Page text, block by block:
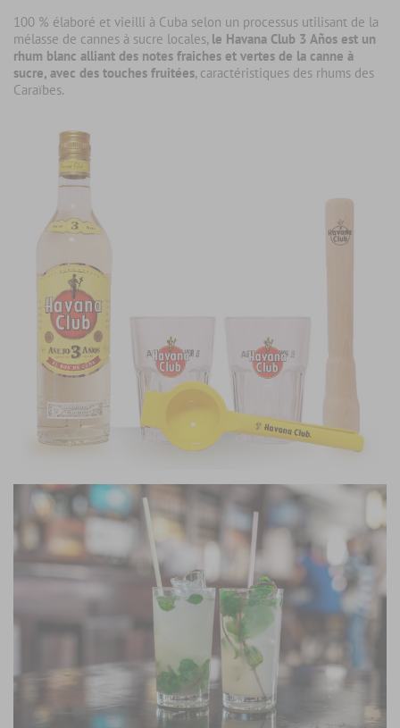
100 % élaboré et vieilli à Cuba selon un processus utilisant de la
mélasse de cannes à sucre locales, le Havana Club 3 Años est un
rhum blanc alliant des notes fraiches et vertes de la canne à
sucre, avec des touches fruitées, caractéristiques des rhums des
Caraïbes.